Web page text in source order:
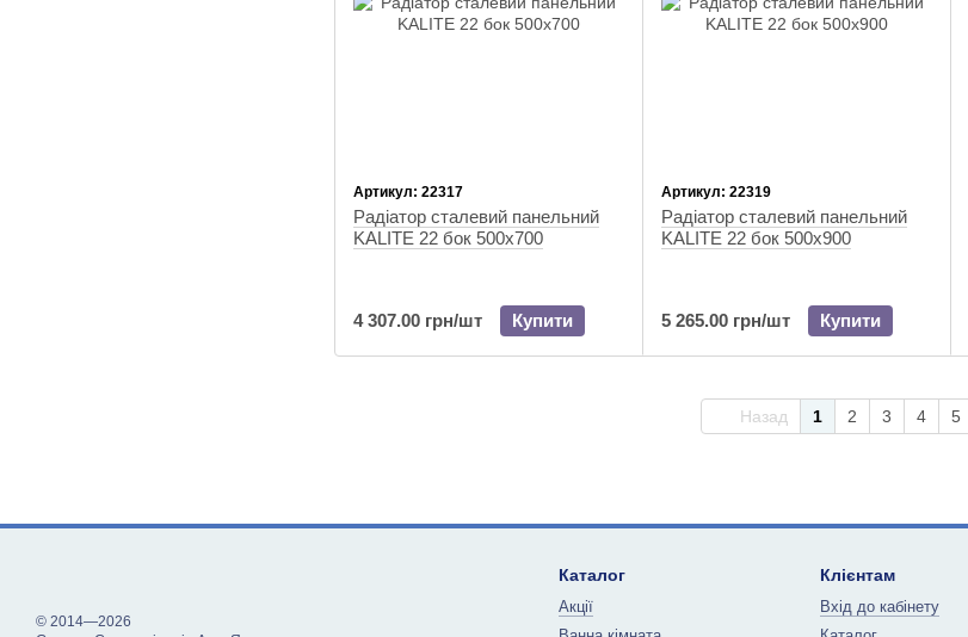
Артикул: 22317
Радіатор сталевий панельний
KALITE 22 бок 500x700
4 307.00 грн/шт Купити
Артикул: 22319
Радіатор сталевий панельний
KALITE 22 бок 500x900
5 265.00 грн/шт Купити
Назад 1 2 3 4 5
© 2014—2026
Каталог
Акції
Клієнтам
Вхід до кабінету